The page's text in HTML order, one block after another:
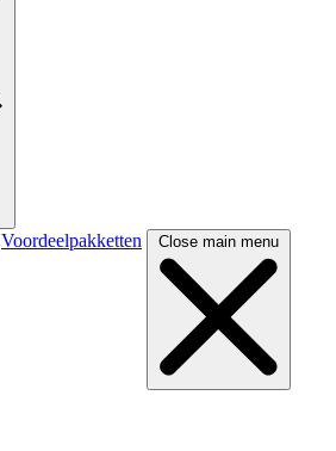
Voordeelpakketten Close main menu